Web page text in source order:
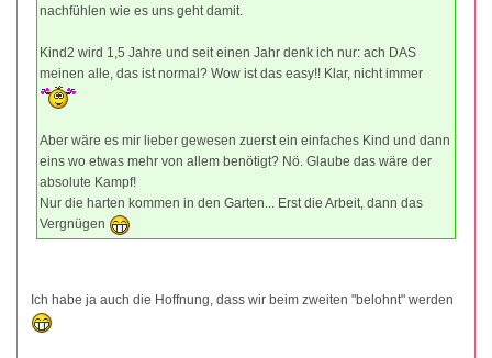
nachfühlen wie es uns geht damit.
Kind2 wird 1,5 Jahre und seit einen Jahr denk ich nur: ach DAS
meinen alle, das ist normal? Wow ist das easy!! Klar, nicht immer
Aber wäre es mir lieber gewesen zuerst ein einfaches Kind und dann
eins wo etwas mehr von allem benötigt? Nö. Glaube das wäre der
absolute Kampf!
Nur die harten kommen in den Garten... Erst die Arbeit, dann das
Vergnügen
Ich habe ja auch die Hoffnung, dass wir beim zweiten "belohnt" werden